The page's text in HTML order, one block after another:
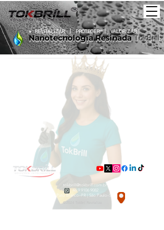
+REVITALIZAR|PROTEGER | VALORIZAR
Nanotecnologia ResinadaTokBrill
Mostrar itens
Amostra de produto
tokbrill@tokbrill.com.br
46 9 9106 9082
Pato Branco–PR | São Paulo–SP
©2024 TokBril Revitalize